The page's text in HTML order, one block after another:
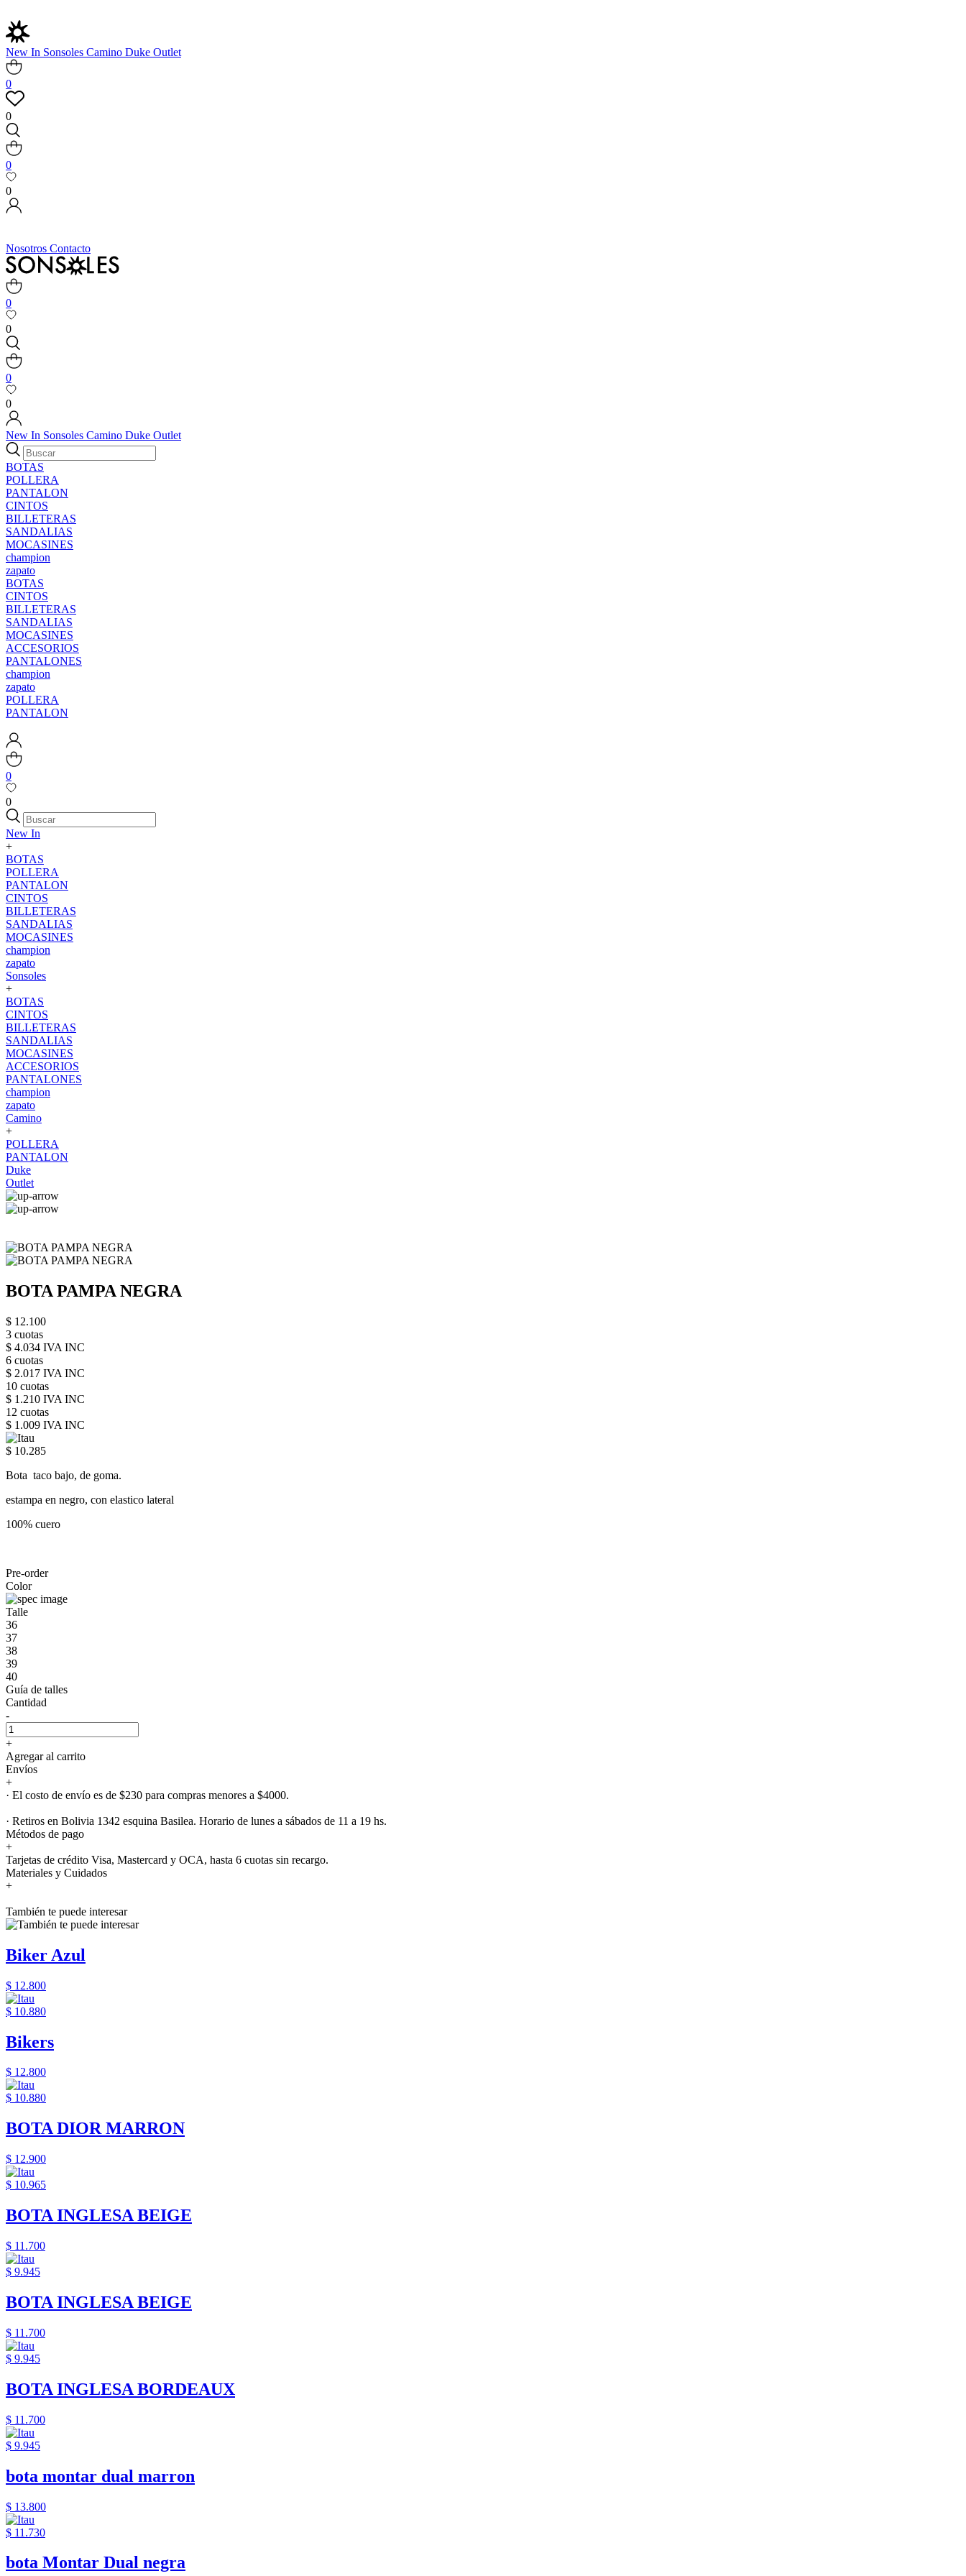
New In Sonsoles Camino Duke Outlet
0
0
0
0
Nosotros Contacto
0
0
0
0
New In Sonsoles Camino Duke Outlet
BOTAS
POLLERA
PANTALON
CINTOS
BILLETERAS
SANDALIAS
MOCASINES
champion
zapato
BOTAS
CINTOS
BILLETERAS
SANDALIAS
MOCASINES
ACCESORIOS
PANTALONES
champion
zapato
POLLERA
PANTALON
0
0
New In
+
BOTAS
POLLERA
PANTALON
CINTOS
BILLETERAS
SANDALIAS
MOCASINES
champion
zapato
Sonsoles
+
BOTAS
CINTOS
BILLETERAS
SANDALIAS
MOCASINES
ACCESORIOS
PANTALONES
champion
zapato
Camino
+
POLLERA
PANTALON
Duke
Outlet
BOTA PAMPA NEGRA
$ 12.100
3 cuotas
$ 4.034 IVA INC
6 cuotas
$ 2.017 IVA INC
10 cuotas
$ 1.210 IVA INC
12 cuotas
$ 1.009 IVA INC
$ 10.285
Bota taco bajo, de goma.
estampa en negro, con elastico lateral
100% cuero
Pre-order
Color
Talle
36
37
38
39
40
Guía de talles
Cantidad
-
+
Agregar al carrito
Envíos
+
· El costo de envío es de $230 para compras menores a $4000.
· Retiros en Bolivia 1342 esquina Basilea. Horario de lunes a sábados de 11 a 19 hs.
Métodos de pago
+
Tarjetas de crédito Visa, Mastercard y OCA, hasta 6 cuotas sin recargo.
Materiales y Cuidados
+
También te puede interesar
Biker Azul
$ 12.800
$ 10.880
Bikers
$ 12.800
$ 10.880
BOTA DIOR MARRON
$ 12.900
$ 10.965
BOTA INGLESA BEIGE
$ 11.700
$ 9.945
BOTA INGLESA BEIGE
$ 11.700
$ 9.945
BOTA INGLESA BORDEAUX
$ 11.700
$ 9.945
bota montar dual marron
$ 13.800
$ 11.730
bota Montar Dual negra